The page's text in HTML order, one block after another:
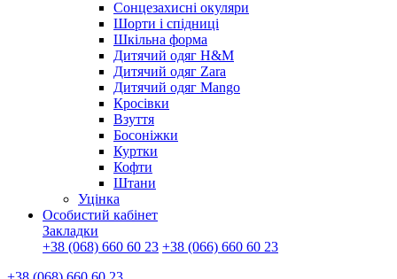
Сонцезахисні окуляри
Шорти і спідниці
Шкільна форма
Дитячий одяг H&M
Дитячий одяг Zara
Дитячий одяг Mango
Кросівки
Взуття
Босоніжки
Куртки
Кофти
Штани
Уцінка
Особистий кабінет
Закладки
+38 (068) 660 60 23 +38 (066) 660 60 23